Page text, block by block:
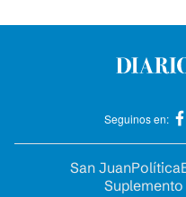
Seguinos en:
San JuanPolítica
Suplemento